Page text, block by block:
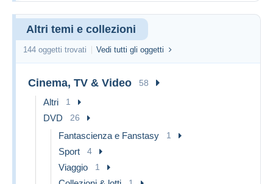
Altri temi e collezioni
144 oggetti trovati Vedi tutti gli oggetti
Cinema, TV & Video 58
Altri 1
DVD 26
Fantascienza e Fanstasy 1
Sport 4
Viaggio 1